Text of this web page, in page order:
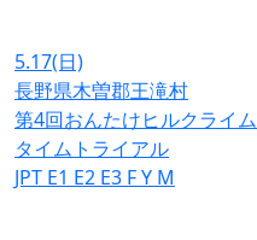
5.17(日)
長野県木曽郡王滝村
第4回おんたけヒルクライム
タイムトライアル
JPT E1 E2 E3 FY M